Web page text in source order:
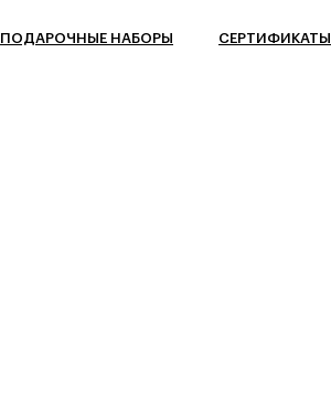
ПОДАРОЧНЫЕ НАБОРЫ СЕРТИФИКАТЫ